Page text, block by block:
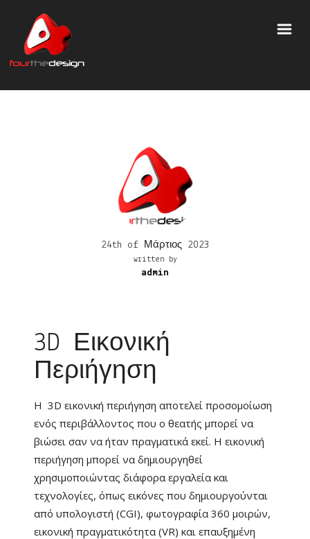
24th of Μάρτιος 2023
written by
admin
3D Εικονική
Περιήγηση
Η 3D εικονική περιήγηση αποτελεί προσομοίωση
ενός περιβάλλοντος που ο θεατής μπορεί να
βιώσει σαν να ήταν πραγματικά εκεί. Η εικονική
περιήγηση μπορεί να δημιουργηθεί
χρησιμοποιώντας διάφορα εργαλεία και
τεχνολογίες, όπως εικόνες που δημιουργούνται
από υπολογιστή (CGI), φωτογραφία 360 μοιρών,
εικονική πραγματικότητα (VR) και επαυξημένη